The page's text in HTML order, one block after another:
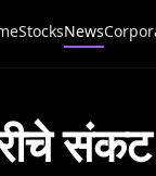
StocksNews